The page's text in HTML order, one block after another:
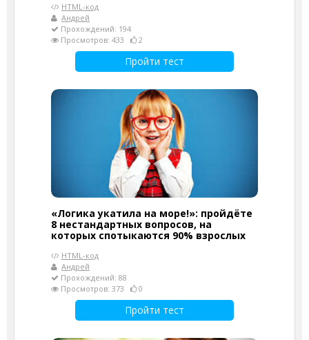
HTML-код
Андрей
Прохождений: 194
Просмотров: 433
2
Пройти тест
«Логика укатила на море!»: пройдёте
8 нестандартных вопросов, на
которых спотыкаются 90% взрослых
HTML-код
Андрей
Прохождений: 88
Просмотров: 373
0
Пройти тест